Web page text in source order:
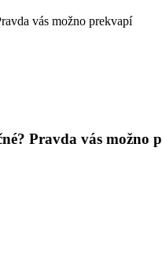
vás možno prekvapí
Pravda vás možno